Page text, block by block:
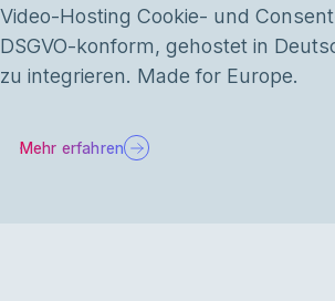
Video-Hosting Cookie- und
DSGVO-konform, gehostet in
zu integrieren. Made for Europe.
Mehr erfahren